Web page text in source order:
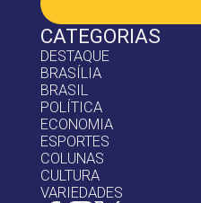
CATEGORIAS
DESTAQUE
BRASÍLIA
BRASIL
POLÍTICA
ECONOMIA
ESPORTES
COLUNAS
CULTURA
VARIEDADES